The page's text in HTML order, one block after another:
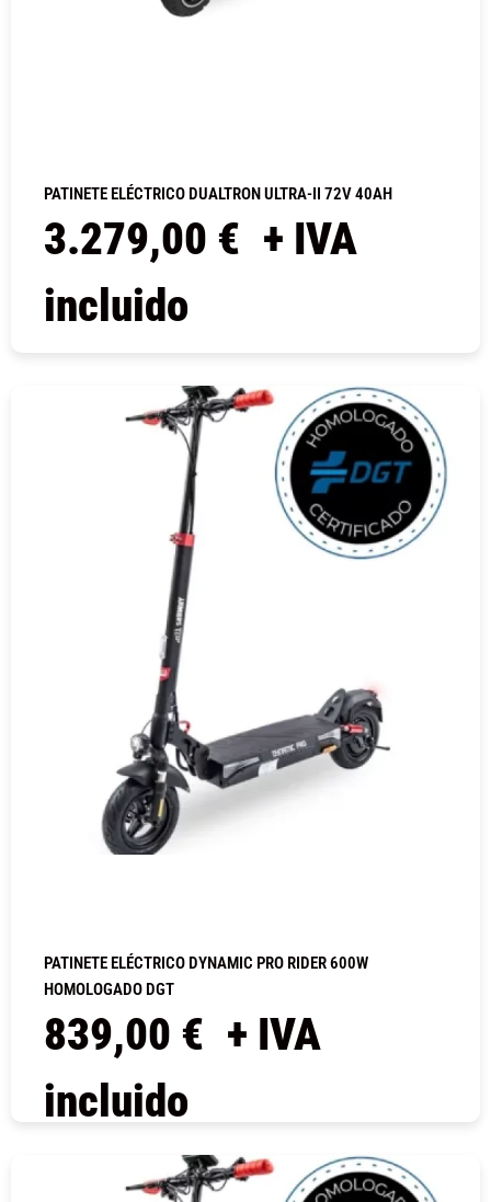
PATINETE ELÉCTRICO DUALTRON ULTRA-II 72V 40AH
3.279,00 € + IVA
incluido
PATINETE ELÉCTRICO DYNAMIC PRO RIDER 600W
HOMOLOGADO DGT
839,00 € + IVA
incluido
COMPRAR